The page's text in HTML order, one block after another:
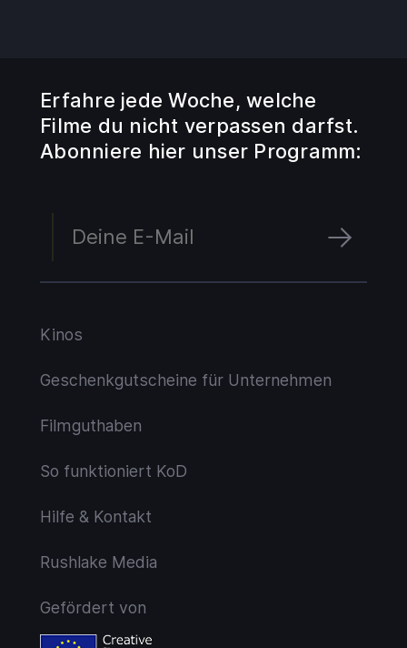
Erfahre jede Woche, welche
Filme du nicht verpassen darfst.
Abonniere hier unser Programm:
Kinos
Geschenkgutscheine für Unternehmen
Filmguthaben
So funktioniert KoD
Hilfe & Kontakt
Rushlake Media
Gefördert von